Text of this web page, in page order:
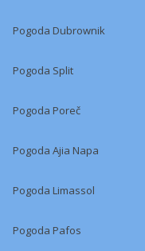
Pogoda Dubrownik
Pogoda Split
Pogoda Poreč
Pogoda Ajia Napa
Pogoda Limassol
Pogoda Pafos